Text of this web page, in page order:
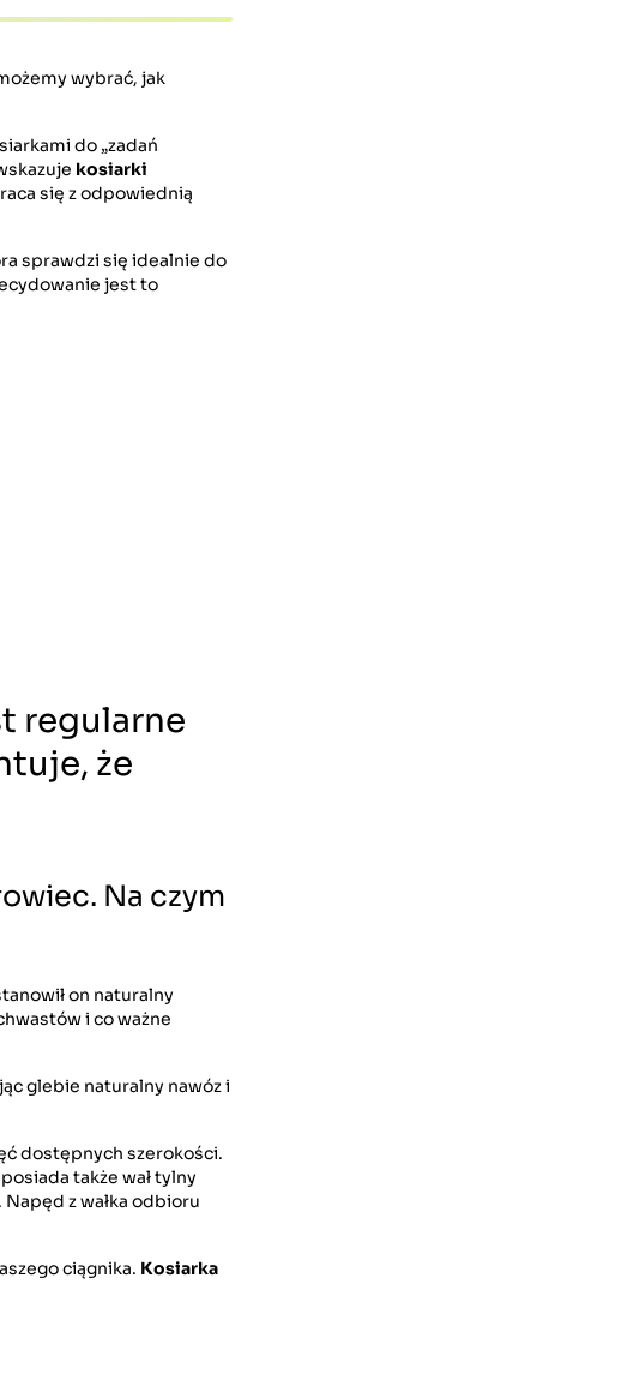
wybrać, jak
do „zadań
kosiarki
się z odpowiednią
sprawdzi się idealnie do
jest to
regularne
że
Na czym
on naturalny
i co ważne
glebie naturalny nawóz i
dostępnych szerokości.
także wał tylny
z wałka odbioru
ciągnika. Kosiarka